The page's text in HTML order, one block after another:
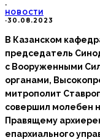
·
НОВОСТИ
·30.08.2023
В Казанском
председатель
с Вооруженными
органами,
митрополит
совершил молебен
Правящему
епархиального